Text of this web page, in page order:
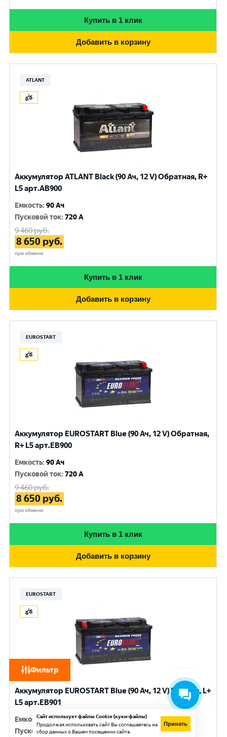
Фильтр
Купить в 1 клик
Добавить в корзину
ATLANT
Аккумулятор ATLANT Black (90 Ач, 12 V) Обратная, R+
L5 арт.AB900
Емкость:90 Ач
Пусковой ток:720 A
9 460руб.
8 650 руб.
при обмене
Купить в 1 клик
Добавить в корзину
EUROSTART
Аккумулятор EUROSTART Blue (90 Ач, 12 V) Обратная,
R+ L5 арт.EB900
Емкость:90 Ач
Пусковой ток:720 A
9 460руб.
8 650 руб.
при обмене
Купить в 1 клик
Добавить в корзину
EUROSTART
Аккумулятор EUROSTART Blue (90 Ач, 12 V) Прямая, L+
L5 арт.EB901
Емкость:90 Ач
Пусковой ток:720 A
Сайт использует файлы Cookie (куки-файлы)
Продолжая использовать сайт Вы соглашаетесь на
сбор данных о Вашем посещении сайта.
Принять